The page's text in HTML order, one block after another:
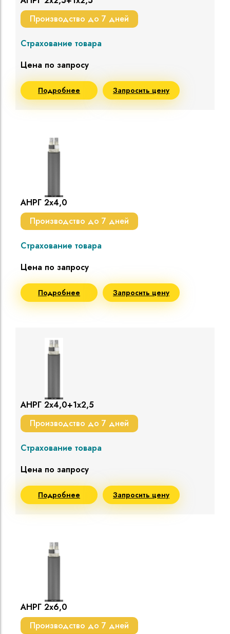
Производство до 7 дней
Страхование товара
Цена по запросу
Подробнее Запросить цену
АНРГ 2х4,0
Производство до 7 дней
Страхование товара
Цена по запросу
Подробнее Запросить цену
АНРГ 2х4,0+1х2,5
Производство до 7 дней
Страхование товара
Цена по запросу
Подробнее Запросить цену
АНРГ 2х6,0
Производство до 7 дней